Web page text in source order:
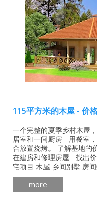
115平方米的木屋 - 价
一个完整的夏季乡村木屋
居室和一间厨房 - 用餐室
合放置烧烤。 了解基地的
在建房和修理房屋 - 找出
宅项目 木屋 乡间别墅 房
48.09平方米 楼层数 1 屋
53.2立方米 一套墙壁材料
180х150湿度的棒材为12％
more